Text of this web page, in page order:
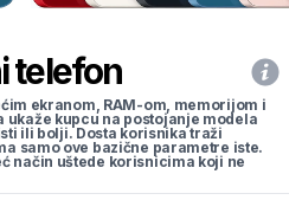
telefon
ekranom, RAM-om, memorijom i
ukaže kupcu na postojanje modela
ili bolji. Dosta korisnika traži
samo ove bazične parametre iste.
način uštede korisnicima koji ne